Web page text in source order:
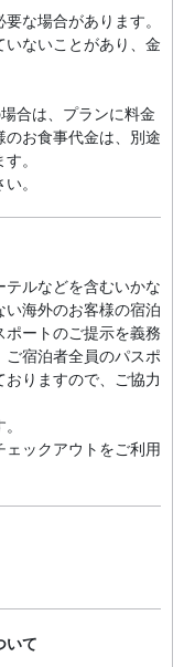
な場合があります。
いないことがあり、金
合は、プランに料金
お食事代金は、別途
。
。
テルなどを含むいかな
海外のお客様の宿泊
ートのご提示を義務
宿泊者全員のパスポ
りますの​で、ご協力
ックアウトをご利用
いて